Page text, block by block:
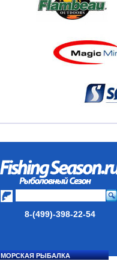
8-(499)-398-22-54
МОРСКАЯ РЫБАЛКА